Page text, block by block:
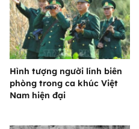
Hình tượng người lính biên
phòng trong ca khúc Việt
Nam hiện đại